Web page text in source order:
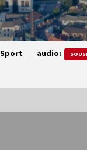
Sport audio: